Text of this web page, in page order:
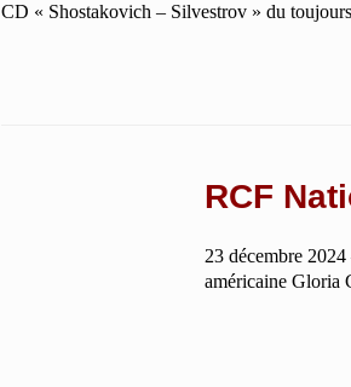
CD « Shostakovich – Silvestrov » du
RCF
23 décembre
américaine Gloria